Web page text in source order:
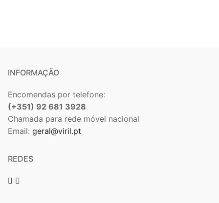
INFORMAÇÃO
Encomendas por telefone:
(+351) 92 681 3928
Chamada para rede móvel nacional
Email: geral@viril.pt
REDES